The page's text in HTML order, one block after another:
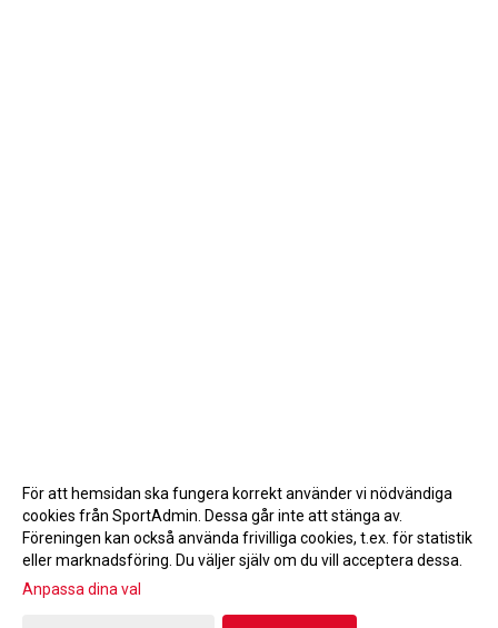
Gå till Webbversion
För att hemsidan ska fungera korrekt använder vi nödvändiga
cookies från SportAdmin. Dessa går inte att stänga av.
Föreningen kan också använda frivilliga cookies, t.ex. för statistik
eller marknadsföring. Du väljer själv om du vill acceptera dessa.
Anpassa dina val